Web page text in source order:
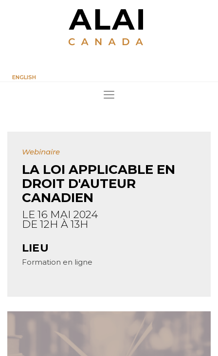
ENGLISH
Webinaire
LA LOI APPLICABLE EN
DROIT D'AUTEUR
CANADIEN
LE 16 MAI 2024
DE 12H À 13H
LIEU
Formation en ligne